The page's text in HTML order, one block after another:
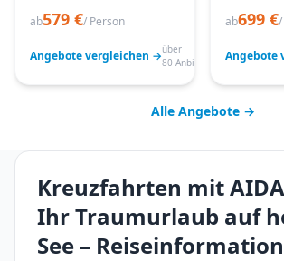
ab579 €/ Person
Angebote vergleichen →über
80 Anbieter
ab699 €/
Angebote
Alle Angebote →
Kreuzfahrten mit
Ihr Traumurlaub auf
See –